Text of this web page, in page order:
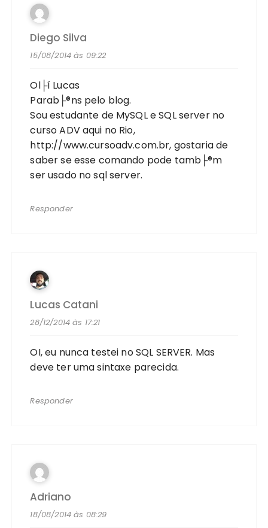
Diego Silva
15/08/2014 às 09:22
Ol├í Lucas
Parab├®ns pelo blog.
Sou estudante de MySQL e SQL server no
curso ADV aqui no Rio,
http://www.cursoadv.com.br, gostaria de
saber se esse comando pode tamb├®m
ser usado no sql server.
Responder
Lucas Catani
28/12/2014 às 17:21
OI, eu nunca testei no SQL SERVER. Mas
deve ter uma sintaxe parecida.
Responder
Adriano
18/08/2014 às 08:29